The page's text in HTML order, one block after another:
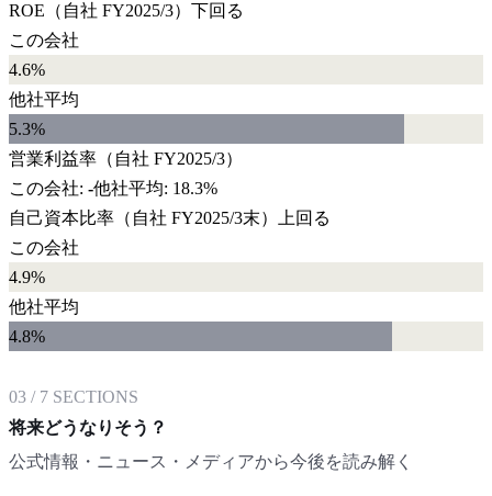
ROE （自社 FY2025/3） 下回る
この会社
4.6%
他社平均
5.3%
営業利益率 （自社 FY2025/3）
この会社: -他社平均: 18.3%
自己資本比率 （自社 FY2025/3末）
上回る
この会社
4.9%
他社平均
4.8%
03 / 7 SECTIONS
将来どうなりそう？
公式情報・ニュース・メディアから今後を読み解く